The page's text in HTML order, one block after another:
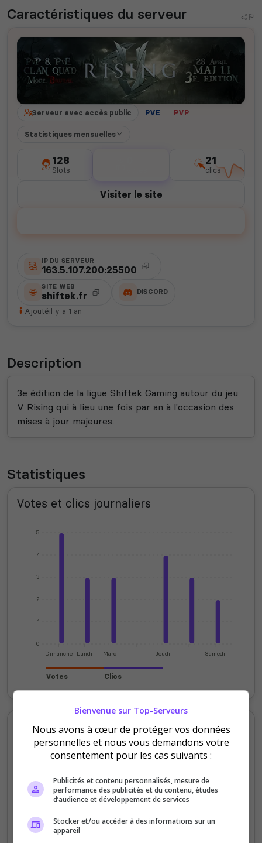
Caractéristiques du serveur
Serveur avec accès public PVE PVP
Statistiques mensuelles
128
Slots
21
clics
Visiter le site
IP DU SERVEUR
163.5.107.200:25500
SITE WEB
shiftek.fr DISCORD
Ajoutéil y a 1 an
Description
3e édition de la ligue Shiftek Gaming autour du jeu
V Rising qui à lieu une fois par an à l'occasion des
mises à jour majeures.
Statistiques
Votes et clics journaliers
0
1
2
3
4
5
Dimanche Lundi Mardi Jeudi Samedi
Votes Clics
Votes et clics mensuels
60
Bienvenue sur Top-Serveurs
Nous avons à cœur de protéger vos données
personnelles et nous vous demandons votre
consentement pour les cas suivants :
Publicités et contenu personnalisés, mesure de
performance des publicités et du contenu, études
d’audience et développement de services
Stocker et/ou accéder à des informations sur un
appareil